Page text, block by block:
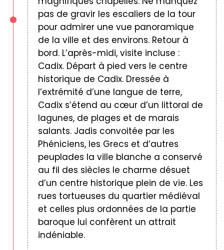
pas de gravir les escaliers de la tour
pour admirer une vue panoramique
de la ville et des environs. Retour à
bord. L’après-midi, visite incluse :
Cadix. Départ à pied vers le centre
historique de Cadix. Dressée à
l’extrémité d’une langue de terre,
Cadix s’étend au cœur d’un littoral de
lagunes, de plages et de marais
salants. Jadis convoitée par les
Phéniciens, les Grecs et d’autres
peuplades la ville blanche a conservé
au fil des siècles le charme désuet
d’un centre historique plein de vie. Les
rues tortueuses du quartier médiéval
et celles plus ordonnées de la partie
baroque lui confèrent un attrait
indéniable.